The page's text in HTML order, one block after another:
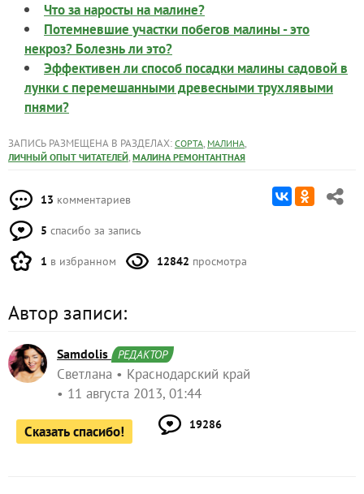
Что за наросты на малине?
Потемневшие участки побегов малины - это
некроз? Болезнь ли это?
Эффективен ли способ посадки малины садовой в
лунки с перемешанными древесными трухлявыми
пнями?
ЗАПИСЬ РАЗМЕЩЕНА В РАЗДЕЛАХ: СОРТА, МАЛИНА,
ЛИЧНЫЙ ОПЫТ ЧИТАТЕЛЕЙ, МАЛИНА РЕМОНТАНТНАЯ
13 комментариев
5 спасибо за запись
1 в избранном 12842 просмотра
Автор записи:
Samdolis РЕДАКТОР
Светлана
Краснодарский край
11 августа 2013, 01:44
Сказать спасибо! 19286